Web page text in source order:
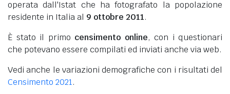
operata dall'Istat che ha fotografato la popolazione
residente in Italia al 9 ottobre 2011.
È stato il primo censimento online, con i questionari
che potevano essere compilati ed inviati anche via web.
Vedi anche le variazioni demografiche con i risultati del
Censimento 2021.